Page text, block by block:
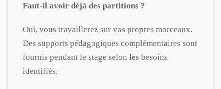
Faut-il avoir déjà des partitions ?
Oui, vous travaillerez sur vos propres morceaux.
Des supports pédagogiques complémentaires sont
fournis pendant le stage selon les besoins
identifiés.